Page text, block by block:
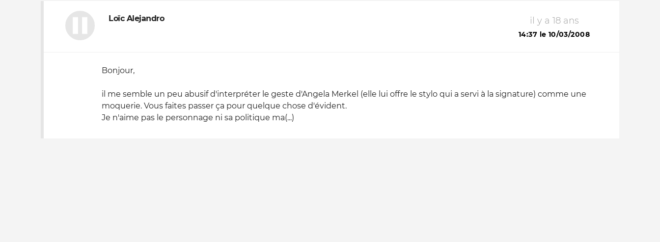
Loïc Alejandro il y a 18 ans
14:37 le 10/03/2008
Bonjour,
il me semble un peu abusif d'interpréter le geste d'Angela Merkel (elle lui offre le stylo qui a servi à la signature) comme une
moquerie. Vous faites passer ça pour quelque chose d'évident.
Je n'aime pas le personnage ni sa politique ma(...)